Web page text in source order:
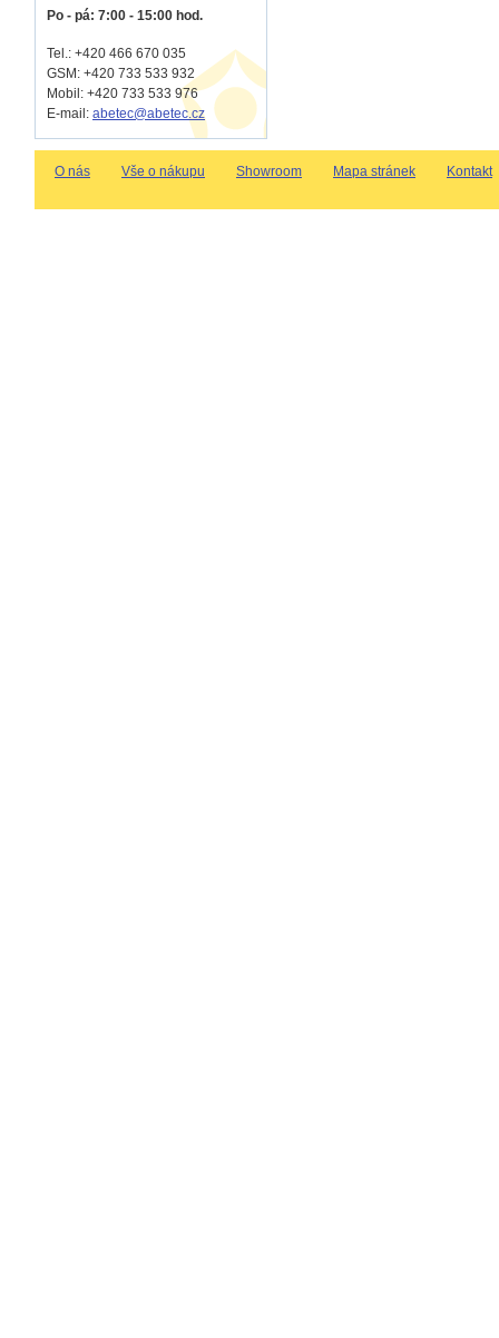
Po - pá: 7:00 - 15:00 hod.
Tel.: +420 466 670 035
GSM: +420 733 533 932
Mobil: +420 733 533 976
E-mail: abetec@abetec.cz
O nás Vše o nákupu Showroom Mapa stránek Kontakt